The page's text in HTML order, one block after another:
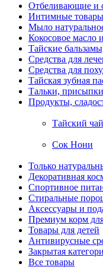
Отбеливающие и
Интимные товары
Мыло
Кокосовое масло
Тайские
Средства для
Средства для
Тайская зубная
Тальки,
Продукты,
Тайский
Сок Нони
Только
Декоративная
Спортивное
Стиральные
Аксессуары и
Премиум корм
Товары для детей
Антивирусные
Закрытая
Все товары